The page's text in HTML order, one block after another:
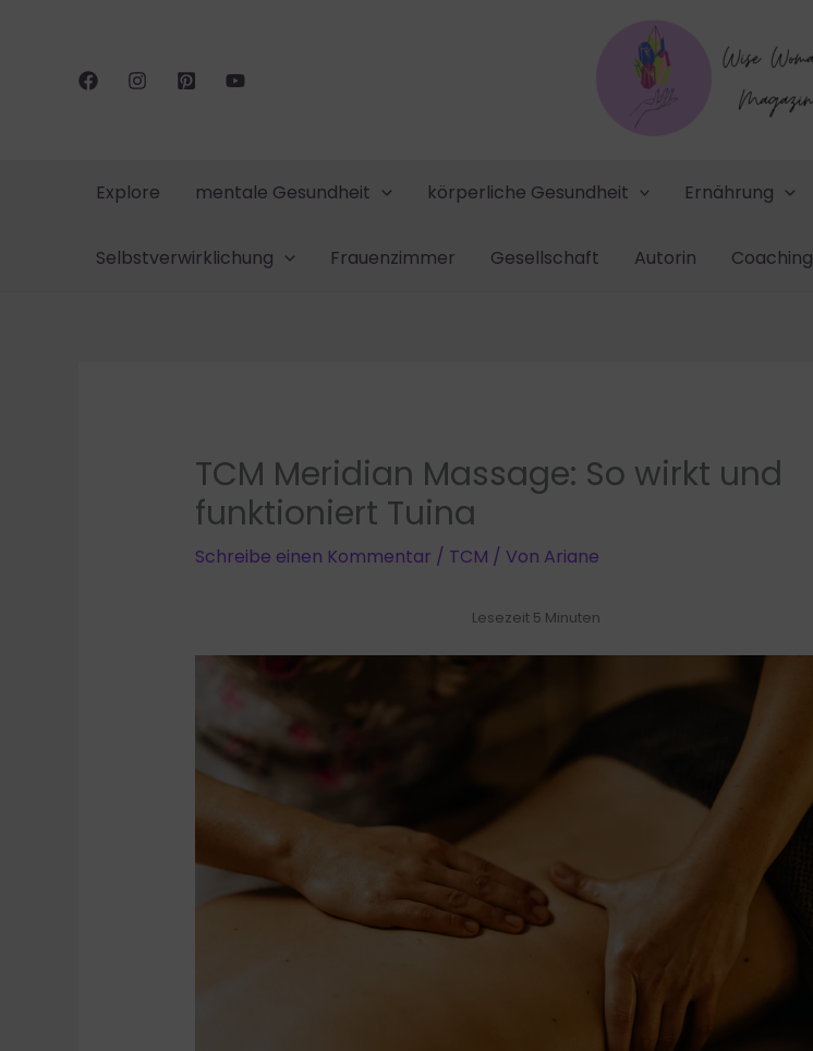
Explore mentale Gesundheit körperliche Gesundheit Ernährung
Selbstverwirklichung Frauenzimmer Gesellschaft Autorin Coaching
TCM Meridian Massage: So wirkt und
funktioniert Tuina
Schreibe einen Kommentar / TCM / Von Ariane
Lesezeit 5 Minuten